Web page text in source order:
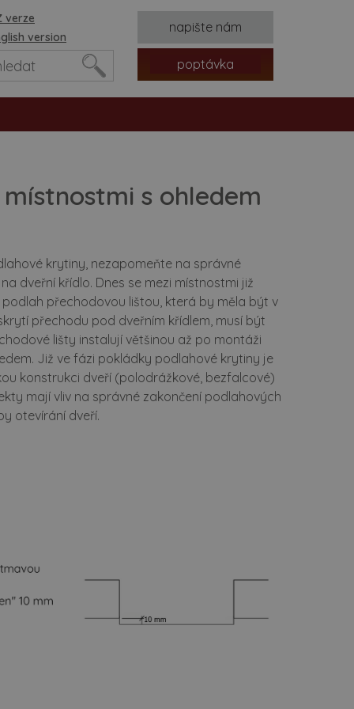
verze
version
napište nám
poptávka
s ohledem
krytiny, nezapomeňte na správné
dveřní křídlo. Dnes se mezi místnostmi již
přechodovou lištou, která by měla být v
přechodu pod dveřním křídlem, musí být
lišty instalují většinou až po montáži
Již ve fázi pokládky podlahové krytiny je
konstrukci dveří (polodrážkové, bezfalcové)
mají vliv na správné zakončení podlahových
otevírání dveří.